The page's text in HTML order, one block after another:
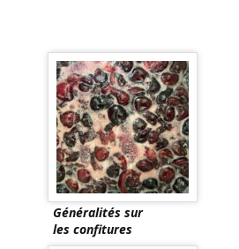
Généralités sur
les confitures